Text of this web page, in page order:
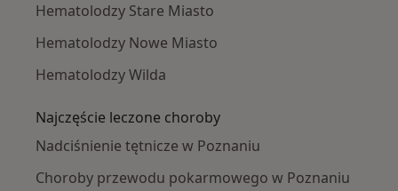
Hematolodzy Stare Miasto
Hematolodzy Nowe Miasto
Hematolodzy Wilda
Najczęście leczone choroby
Nadciśnienie tętnicze w Poznaniu
Choroby przewodu pokarmowego w Poznaniu